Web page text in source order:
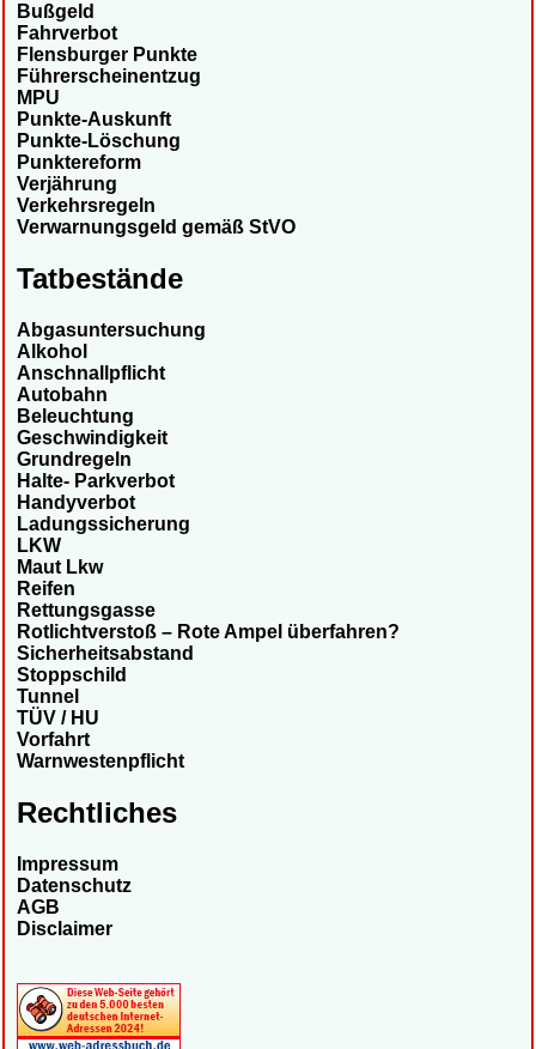
Bußgeld
Fahrverbot
Flensburger Punkte
Führerscheinentzug
MPU
Punkte-Auskunft
Punkte-Löschung
Punktereform
Verjährung
Verkehrsregeln
Verwarnungsgeld gemäß StVO
Tatbestände
Abgasuntersuchung
Alkohol
Anschnallpflicht
Autobahn
Beleuchtung
Geschwindigkeit
Grundregeln
Halte- Parkverbot
Handyverbot
Ladungssicherung
LKW
Maut Lkw
Reifen
Rettungsgasse
Rotlichtverstoß – Rote Ampel überfahren?
Sicherheitsabstand
Stoppschild
Tunnel
TÜV / HU
Vorfahrt
Warnwestenpflicht
Rechtliches
Impressum
Datenschutz
AGB
Disclaimer